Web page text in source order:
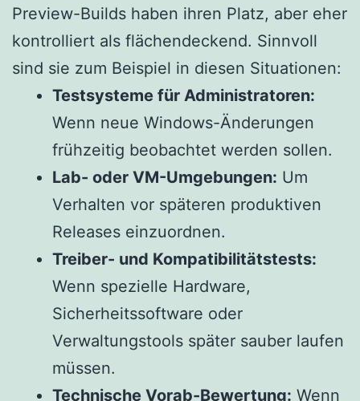
Preview-Builds haben ihren Platz, aber eher
kontrolliert als flächendeckend. Sinnvoll
sind sie zum Beispiel in diesen Situationen:
Testsysteme für Administratoren:
Wenn neue Windows-Änderungen
frühzeitig beobachtet werden sollen.
Lab- oder VM-Umgebungen: Um
Verhalten vor späteren produktiven
Releases einzuordnen.
Treiber- und Kompatibilitätstests:
Wenn spezielle Hardware,
Sicherheitssoftware oder
Verwaltungstools später sauber laufen
müssen.
Technische Vorab-Bewertung: Wenn